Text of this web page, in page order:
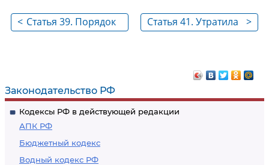
Законодательство РФ
Кодексы РФ в действующей редакции
АПК РФ
Бюджетный кодекс
Водный кодекс РФ
< Статья 39. Порядок
>
Статья 41. Утратила